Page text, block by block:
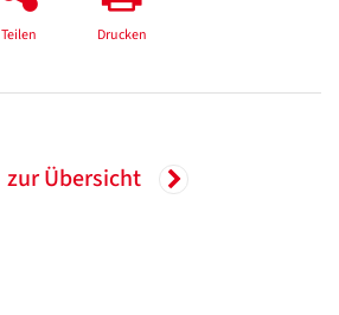
Teilen Drucken
zur Übersicht